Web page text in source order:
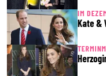
IM
Kate &